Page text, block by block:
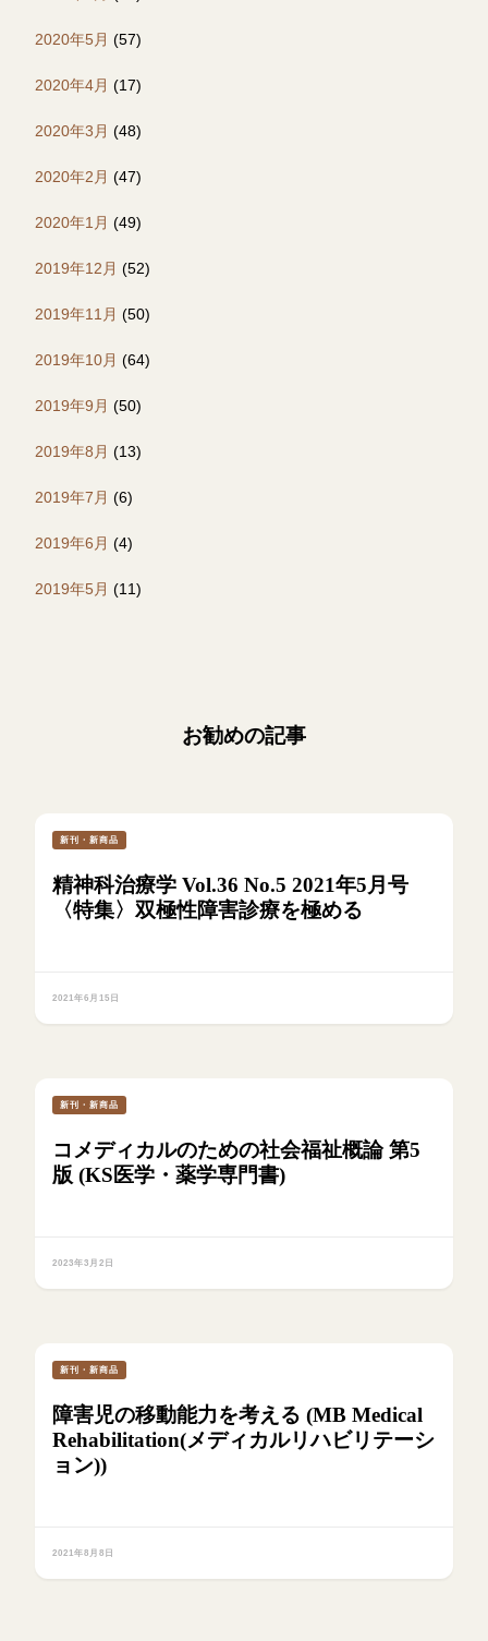
2020年5月 (57)
2020年4月 (17)
2020年3月 (48)
2020年2月 (47)
2020年1月 (49)
2019年12月 (52)
2019年11月 (50)
2019年10月 (64)
2019年9月 (50)
2019年8月 (13)
2019年7月 (6)
2019年6月 (4)
2019年5月 (11)
お勧めの記事
新刊・新商品
精神科治療学 Vol.36 No.5 2021年5月号
〈特集〉双極性障害診療を極める
2021年6月15日
新刊・新商品
コメディカルのための社会福祉概論 第5
版 (KS医学・薬学専門書)
2023年3月2日
新刊・新商品
障害児の移動能力を考える (MB Medical
Rehabilitation(メディカルリハビリテーシ
ョン))
2021年8月8日